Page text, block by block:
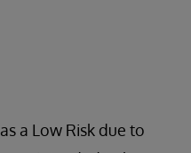
a Low Risk due to